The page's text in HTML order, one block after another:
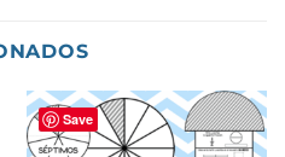
Save